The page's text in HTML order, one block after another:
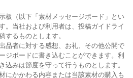
板（以下「素材メッセージボード」とい
。当社および利用者は、投稿ガイドライ
するものとします。
品者に対する感想、お礼、その他公開で
ジボードに書き込むことができます。利
込みは節度を守って行うものとします。
にかかわる内容または当該素材の購入も